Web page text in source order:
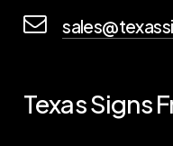
Texas Signs